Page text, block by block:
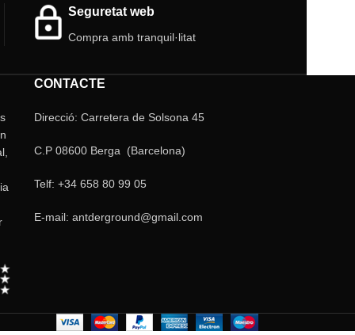
Seguretat web
Compra amb tranquil·litat
CONTACTE
Direcció: Carretera de Solsona 45
C.P 08600 Berga (Barcelona)
Telf: +34 658 80 99 05
E-mail: antderground@gmail.com